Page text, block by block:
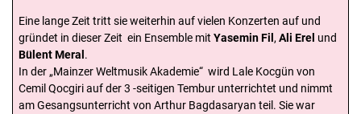
Eine lange Zeit tritt sie weiterhin auf vielen Konzerten auf und
gründet in dieser Zeit ein Ensemble mit Yasemin Fil , Ali Erel und
Bülent Meral .
In der „Mainzer Weltmusik Akademie“ wird Lale Kocgün von
Cemil Qocgiri auf der 3 -seitigen Tembur unterrichtet und nimmt
am Gesangsunterricht von Arthur Bagdasaryan teil. Sie war